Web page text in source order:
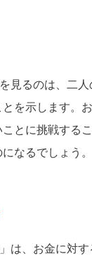
見るのは、二
を示します。
とに挑戦する
なるでしょう。
は、お金に対